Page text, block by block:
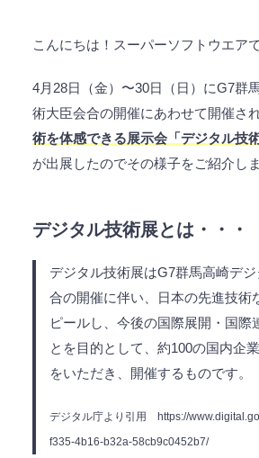
こんにちは！スーパーソフトウエアで
4月28日（金）〜30日（日）にG7群
術大臣会合の開催にあわせて開催され
術を体感できる展示会「デジタル技術
が出展したのでその様子をご紹介しま
デジタル技術展とは・・・
デジタル技術展はG7群馬高崎デ
合の開催に伴い、日本の先進技術
ピールし、今後の国際展開・国際
とを目的として、約100の国内企
をいただき、開催するものです。
デジタル庁より引用
https://
f335-4b16-b32a-58cb9c0452b7/